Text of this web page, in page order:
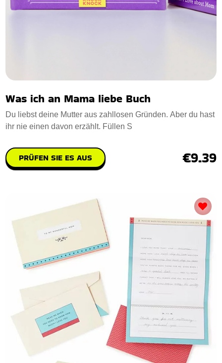
Was ich an Mama liebe Buch
Du liebst deine Mutter aus zahllosen Gründen. Aber du hast
ihr nie einen davon erzählt. Füllen S
PRÜFEN SIE ES AUS €9.39